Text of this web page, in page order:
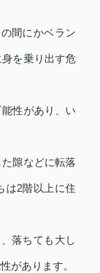
間にかベラン
を乗り出す危
性があり、い
隙などに転落
は2階以上に住
落ちても大し
があります。